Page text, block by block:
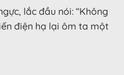
lắc đầu nói: “Không
điện hạ lại ôm ta một